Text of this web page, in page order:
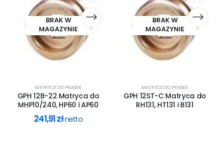
BRAK W
MAGAZYNIE
MATRYCE DO PRASEK
GPH 12B-22 Matryca do
MHP10/240, HP60 i AP60
241,91złnetto
BRAK W
MAGAZYNIE
MATRYCE DO PRASEK
GPH 12ST-C Matryca do
RH131, HT131 i B131